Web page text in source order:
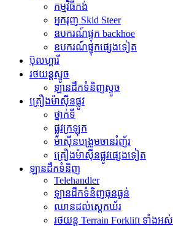
កម្មវិធី​កង់
អ្នករុញ Skid Steer
ឧបករណ៍ផ្ទុក backhoe
ឧបករណ៍ផ្ទុកផ្សេងទៀត
ប៊ុលហ្គារី
រថយន្តស្ទូច
ឡានដឹកទំនិញស្ទូច
គ្រឿងម៉ាស៊ីនផ្លូវ
ថ្នាក់ទី
ផ្លូវក្រឡុក
ម៉ាស៊ីនបង្រួមចានរំញ័រ
គ្រឿងម៉ាស៊ីនផ្លូវផ្សេងទៀត
ឡានដឹកទំនិញ
Telehandler
ឡានដឹកទំនិញធុនធ្ងន់
ឈានដល់ស្តេកឃ័រ
រថយន្ត Terrain Forklift ទាំងអស់